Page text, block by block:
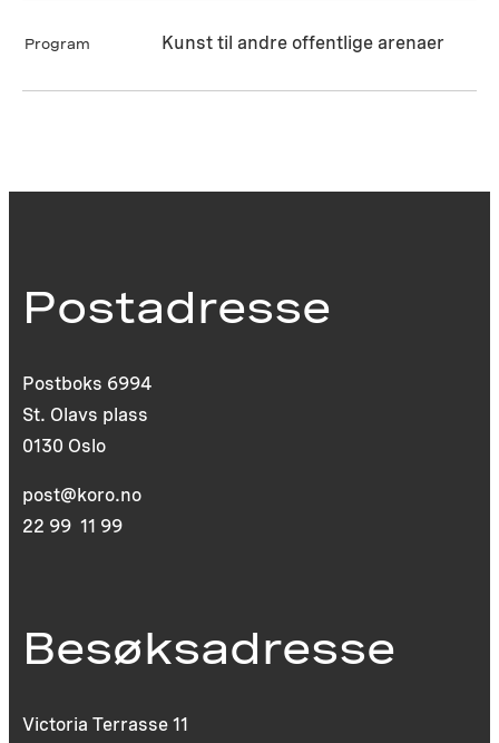
Program Kunst til andre offentlige arenaer
Postadresse
Postboks 6994
St. Olavs plass
0130 Oslo
post@koro.no
22 99 11 99
Besøksadresse
Victoria Terrasse 11